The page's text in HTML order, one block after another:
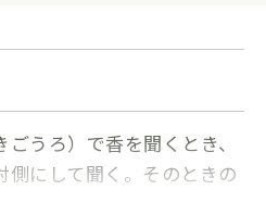
うろ）で香を聞くとき、
側にして聞く。そのときの